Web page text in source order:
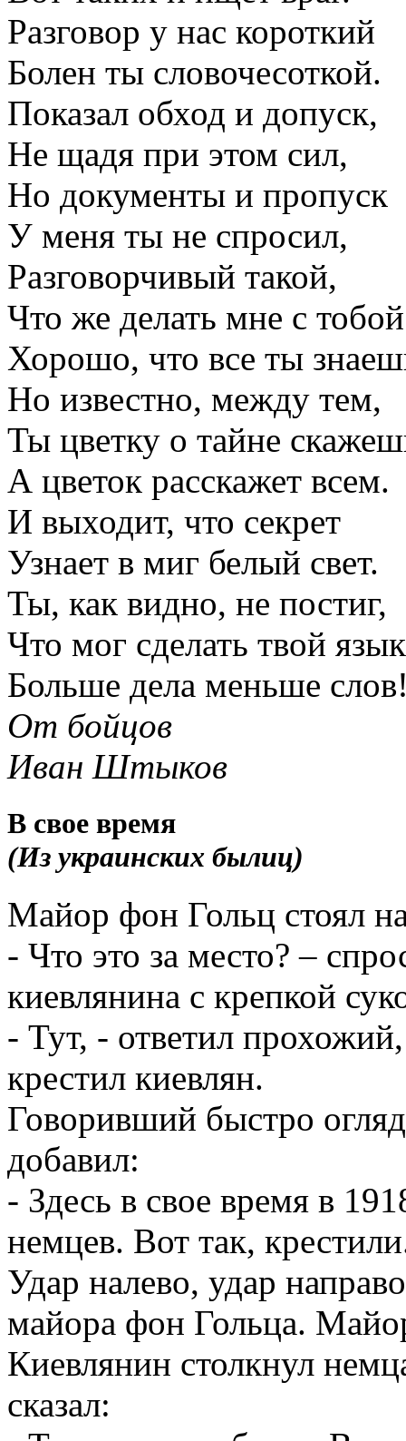
Разговор у нас короткий
Болен ты словочесоткой.
Показал обход и допуск,
Не щадя при этом сил,
Но документы и пропуск
У меня ты не спросил,
Разговорчивый такой,
Что же делать мне с
Хорошо, что все ты
Но известно, между тем,
Ты цветку о тайне
А цветок расскажет всем.
И выходит, что секрет
Узнает в миг белый свет.
Ты, как видно, не постиг,
Что мог сделать твой
Больше дела меньше
От бойцов
Иван Штыков
В свое время
(Из украинских былиц)
Майор фон Гольц стоял
- Что это за место? –
киевлянина с крепкой
- Тут, - ответил
крестил киевлян.
Говоривший быстро
добавил:
- Здесь в свое время в
немцев. Вот так,
Удар налево, удар
майора фон Гольца.
Киевлянин столкнул
сказал: